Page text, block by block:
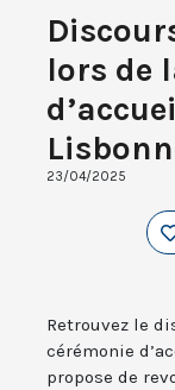
lors de
23/04/2025
Retrouvez le
cérémonie
propose de